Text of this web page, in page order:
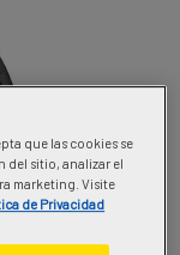
que las cookies se
del sitio, analizar el
marketing. Visite
de Privacidad